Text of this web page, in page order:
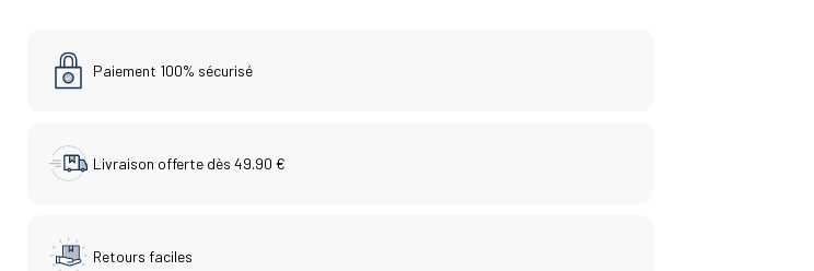
Paiement 100% sécurisé
Livraison offerte dès 49.90 €
Retours faciles